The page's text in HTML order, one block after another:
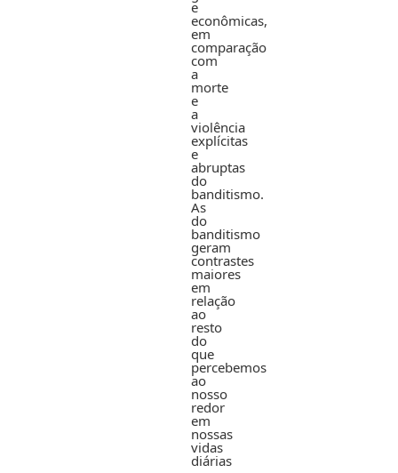
e
econômicas,
em
comparação
com
a
morte
e
a
violência
explícitas
e
abruptas
do
banditismo.
As
do
banditismo
geram
contrastes
maiores
em
relação
ao
resto
do
que
percebemos
ao
nosso
redor
em
nossas
vidas
diárias